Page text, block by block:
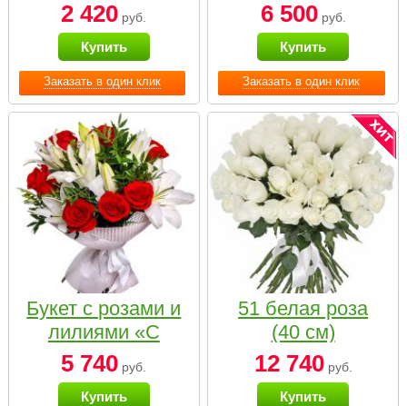
Заказать в один клик
2 420 руб.
Купить
Заказать в один клик
6 500руб.
Купить
Букет с розами и
лилиями «С
наилучшими
пожеланиями»
5 740 руб.
Купить
51 белая роза
(40 см)
12 740руб.
Купить